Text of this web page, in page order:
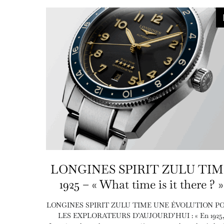
LONGINES SPIRIT ZULU
1925 – « What time is it there ? »
LONGINES SPIRIT ZULU TIME UNE ÉVOLUTION
LES EXPLORATEURS D’AUJOURD’HUI : « En 1925,